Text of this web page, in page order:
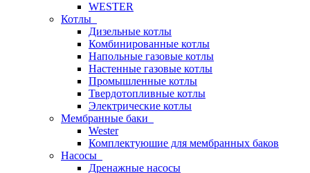
WESTER
Котлы
Дизельные котлы
Комбинированные котлы
Напольные газовые котлы
Настенные газовые котлы
Промышленные котлы
Твердотопливные котлы
Электрические котлы
Мембранные баки
Wester
Комплектуюшие для мембранных баков
Насосы
Дренажные насосы